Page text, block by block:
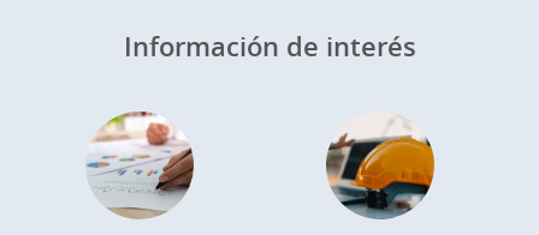
Información de interés